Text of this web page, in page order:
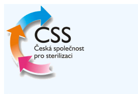
obsahu
webu